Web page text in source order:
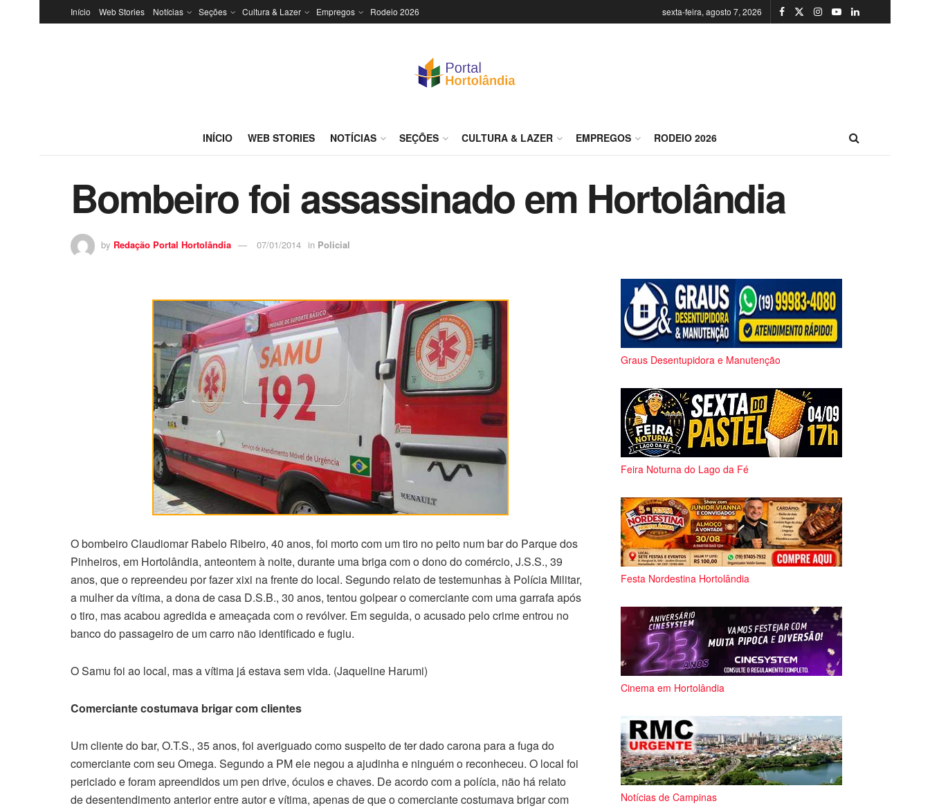
Início Web Stories Notícias Seções Cultura & Lazer Empregos Rodeio 2026 sexta-feira, agosto 7, 2026
INÍCIO WEB STORIES NOTÍCIAS SEÇÕES CULTURA & LAZER EMPREGOS RODEIO 2026
Bombeiro foi assassinado em Hortolândia
by Redação Portal Hortolândia 07/01/2014 in Policial
O bombeiro Claudiomar Rabelo Ribeiro, 40 anos, foi morto com um tiro no peito num bar do Parque dos
Pinheiros, em Hortolândia, anteontem à noite, durante uma briga com o dono do comércio, J.S.S., 39
anos, que o repreendeu por fazer xixi na frente do local. Segundo relato de testemunhas à Polícia Militar,
a mulher da vítima, a dona de casa D.S.B., 30 anos, tentou golpear o comerciante com uma garrafa após
o tiro, mas acabou agredida e ameaçada com o revólver. Em seguida, o acusado pelo crime entrou no
banco do passageiro de um carro não identificado e fugiu.
O Samu foi ao local, mas a vítima já estava sem vida. (Jaqueline Harumi)
Comerciante costumava brigar com clientes
Um cliente do bar, O.T.S., 35 anos, foi averiguado como suspeito de ter dado carona para a fuga do
comerciante com seu Omega. Segundo a PM ele negou a ajudinha e ninguém o reconheceu. O local foi
periciado e foram apreendidos um pen drive, óculos e chaves. De acordo com a polícia, não há relato
de desentendimento anterior entre autor e vítima, apenas de que o comerciante costumava brigar com
Graus Desentupidora e Manutenção
Feira Noturna do Lago da Fé
Festa Nordestina Hortolândia
Cinema em Hortolândia
Notícias de Campinas